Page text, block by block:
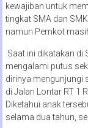
kewajiban untuk
tingkat SMA dan
namun Pemkot
Saat ini dikatakan di
mengalami putus
dirinya mengunjungi
di Jalan Lontar RT 1
Diketahui anak
selama dua tahun,